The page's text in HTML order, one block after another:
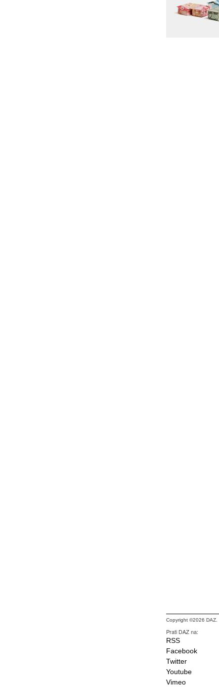
Copyright ©2026 DAZ.
Prati DAZ na:
RSS
Facebook
Twitter
Youtube
Vimeo